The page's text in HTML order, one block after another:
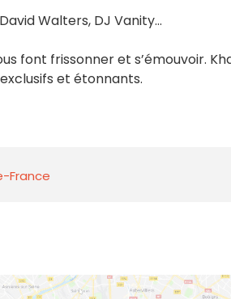
Walters, DJ Vanity…
font frissonner et s’émouvoir.
et étonnants.
France